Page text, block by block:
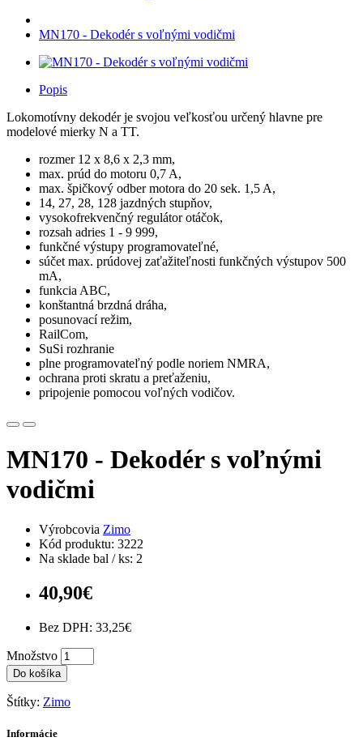
MN170 - Dekodér s voľnými vodičmi
Popis
Lokomotívny dekodér je svojou veľkosťou určený hlavne pre
modelové mierky N a TT.
rozmer 12 x 8,6 x 2,3 mm,
max. prúd do motoru 0,7 A,
max. špičkový odber motora do 20 sek. 1,5 A,
14, 27, 28, 128 jazdných stupňov,
vysokofrekvenčný regulátor otáčok,
rozsah adries 1 - 9 999,
funkčné výstupy programovateľné,
súčet max. prúdovej zaťažiteľnosti funkčných výstupov 500
mA,
funkcia ABC,
konštantná brzdná dráha,
posunovací režim,
RailCom,
SuSi rozhranie
plne programovateľný podle noriem NMRA,
ochrana proti skratu a preťaženiu,
pripojenie pomocou voľných vodičov.
MN170 - Dekodér s voľnými
vodičmi
Výrobcovia Zimo
Kód produktu: 3222
Na sklade bal / ks: 2
40,90€
Bez DPH: 33,25€
Množstvo
Do košíka
Štítky: Zimo
Informácie